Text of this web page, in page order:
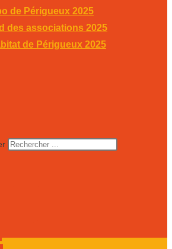
de Périgueux 2025
des associations 2025
de Périgueux 2025